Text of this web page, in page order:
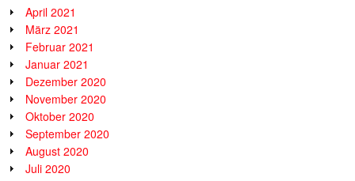
April 2021
März 2021
Februar 2021
Januar 2021
Dezember 2020
November 2020
Oktober 2020
September 2020
August 2020
Juli 2020